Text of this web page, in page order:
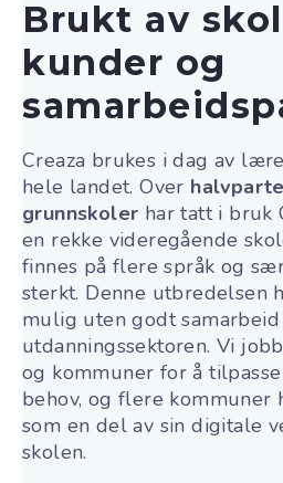
Brukt av
kunder og
Creaza brukes i dag av
hele landet. Over
grunnskoler har tatt i bruk
en rekke videregående
finnes på flere språk og
sterkt. Denne utbredelsen
mulig uten godt
utdanningssektoren. Vi
og kommuner for å
behov, og flere kommuner
som en del av sin digitale
skolen.